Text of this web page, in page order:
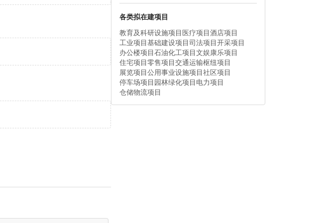
各类拟在建项目
教育及科研设施项目医疗项目酒店项目
工业项目基础建设项目司法项目开采项目
办公楼项目石油化工项目文娱康乐项目
住宅项目零售项目交通运输枢纽项目
展览项目公用事业设施项目社区项目
停车场项目园林绿化项目电力项目
仓储物流项目